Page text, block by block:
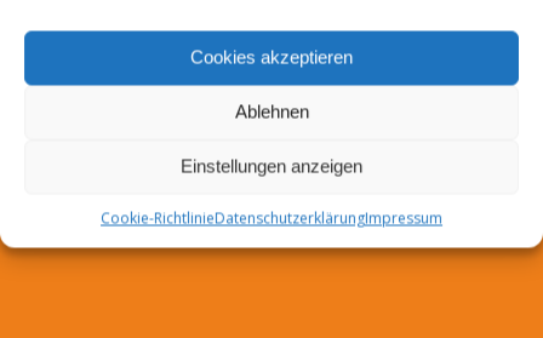
Cookies akzeptieren
Ablehnen
Einstellungen anzeigen
Cookie-RichtlinieDatenschutzerklärungImpressum